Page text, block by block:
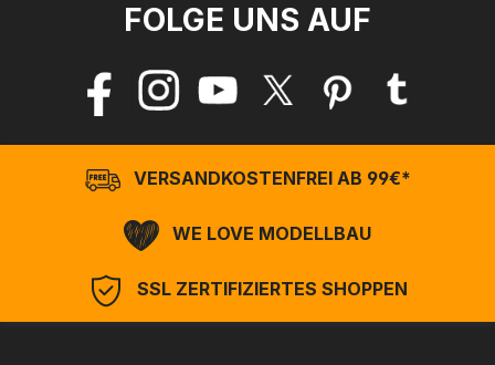
FOLGE UNS AUF
VERSANDKOSTENFREI AB 99€*
WE LOVE MODELLBAU
SSL ZERTIFIZIERTES SHOPPEN